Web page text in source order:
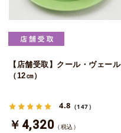
【店舗受取】クール・ヴェール
（12㎝）
4.8 （147）
￥4,320 （税込）